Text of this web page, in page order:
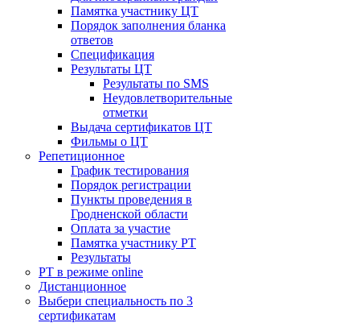
Памятка участнику ЦТ
Порядок заполнения бланка
ответов
Спецификация
Результаты ЦТ
Результаты по SMS
Неудовлетворительные
отметки
Выдача сертификатов ЦТ
Фильмы о ЦТ
Репетиционное
График тестирования
Порядок регистрации
Пункты проведения в
Гродненской области
Оплата за участие
Памятка участнику РТ
Результаты
РТ в режиме online
Дистанционное
Выбери специальность по 3
сертификатам